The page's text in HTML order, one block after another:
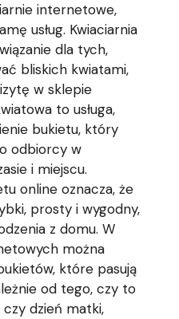
internetowe,
usług. Kwiaciarnia
dla tych,
bliskich kwiatami,
w sklepie
to usługa,
bukietu, który
odbiorcy w
i miejscu.
online oznacza, że
prosty i wygodny,
z domu. W
można
które pasują
od tego, czy to
czy dzień matki,